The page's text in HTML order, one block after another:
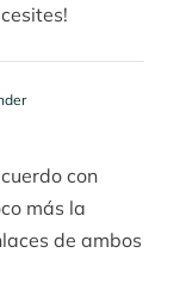
con
más la
de ambos